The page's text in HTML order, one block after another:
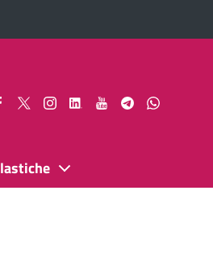
Seguici SeguiciSeguici Seguici SeguiciSeguiciSeguici